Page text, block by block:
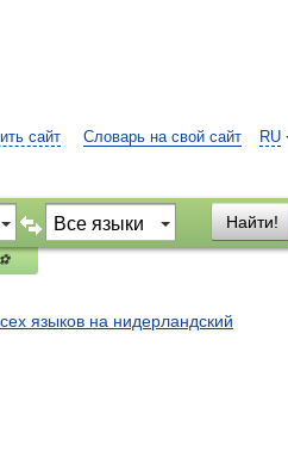
RU
сайт Словарь на свой сайт
Найти!
языков на нидерландский